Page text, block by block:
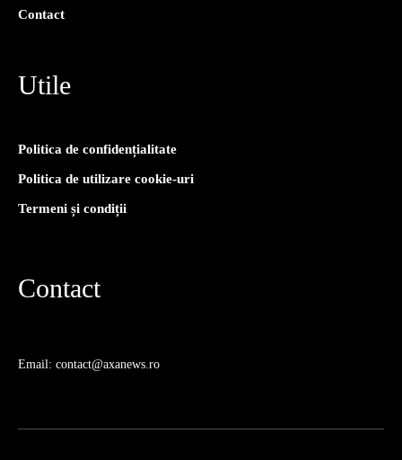
Contact
Utile
Politica de confidențialitate
Politica de utilizare cookie-uri
Termeni și condiții
Contact
Email: contact@axanews.ro